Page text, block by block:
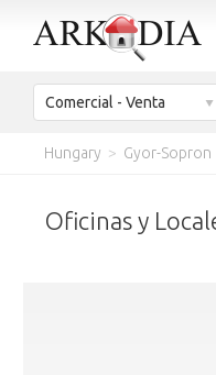
Comercial - Venta
Hungary > Gyor-Sopron
Oficinas y